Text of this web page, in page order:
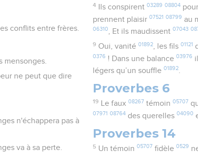
conflits entre frères.
mensonges.
ne peut que dire
n'échappera pas à
va à sa perte.
4 Ils conspirent 03289 08804
prennent plaisir07521 08799 au
06310, Et ils maudissent07043
9 Oui, vanité 01892, les fils 01121
0376 ! Dans une balance03976
légers qu’un souffle01892.
Proverbes 6
19 Le faux 08267 témoin 05707
07971 08764 des querelles04090
Proverbes 14
5 Un témoin 05707 fidèle 0529